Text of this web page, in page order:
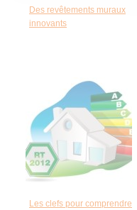
Des revêtements muraux
innovants
Les clefs pour comprendre